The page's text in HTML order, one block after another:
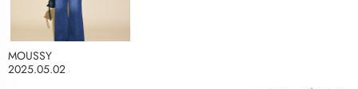
2025.05.02
MOUSSY